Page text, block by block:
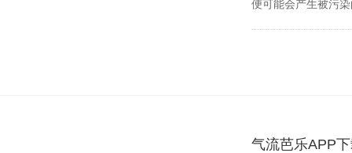
便可能会产生被污染
气流芭乐APP